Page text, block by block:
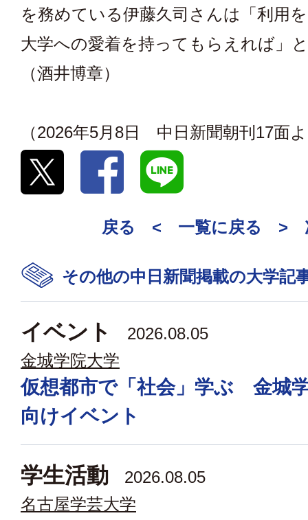
を務めている伊藤久司さんは「利用
大学への愛着を持ってもらえれば
（酒井博章）
（2026年5月8日 中日新聞朝刊17面
戻る < 一覧に戻る >
その他の中日新聞掲載の大学記
イベント
2026.08.05
金城学院大学
仮想都市で「社会」学ぶ 金城
向けイベント
学生活動
2026.08.05
名古屋学芸大学